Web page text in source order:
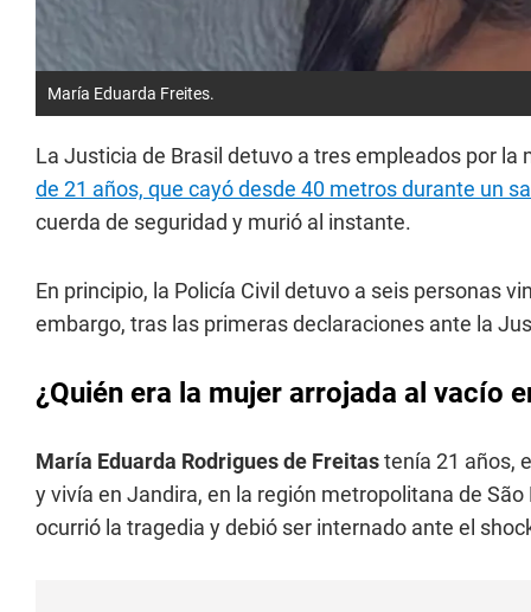
María Eduarda Freites.
La Justicia de Brasil detuvo a tres empleados por la
de 21 años, que cayó desde 40 metros durante un
cuerda de seguridad y murió al instante.
En principio, la Policía Civil detuvo a seis personas
embargo, tras las primeras declaraciones ante la
¿Quién era la mujer arrojada al vacío
María Eduarda Rodrigues de Freitastenía 21 años,
y vivía en Jandira, en la región metropolitana de
ocurrió la tragedia y debió ser internado ante el